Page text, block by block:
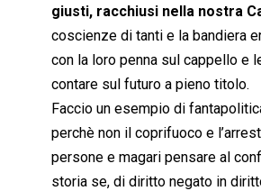
giusti, racchiusi nella nostra
coscienze di tanti e la bandiera
con la loro penna sul cappello e
contare sul futuro a pieno titolo.
Faccio un esempio di
perchè non il coprifuoco e
persone e magari pensare al
storia se, di diritto negato in